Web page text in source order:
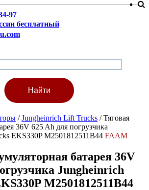
97
бесплатный
/Jungheinrich Lift Trucks /Тяговая
36V 625 Ah для погрузчика
EKS330P M2501812511B44 FAAM
батарея 36V
Jungheinrich
M2501812511B44